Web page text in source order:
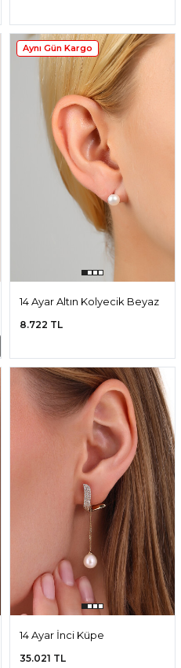
Aynı Gün Kargo
14 Ayar Altın Kolyecik Beyaz
8.722 TL
14 Ayar İnci Küpe
35.021 TL